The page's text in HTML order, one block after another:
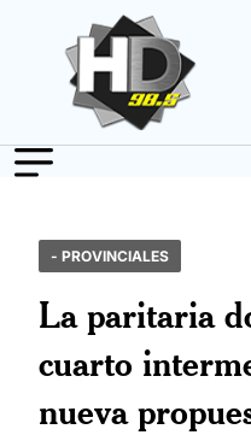
- PROVINCIALES
La paritaria
cuarto
nueva